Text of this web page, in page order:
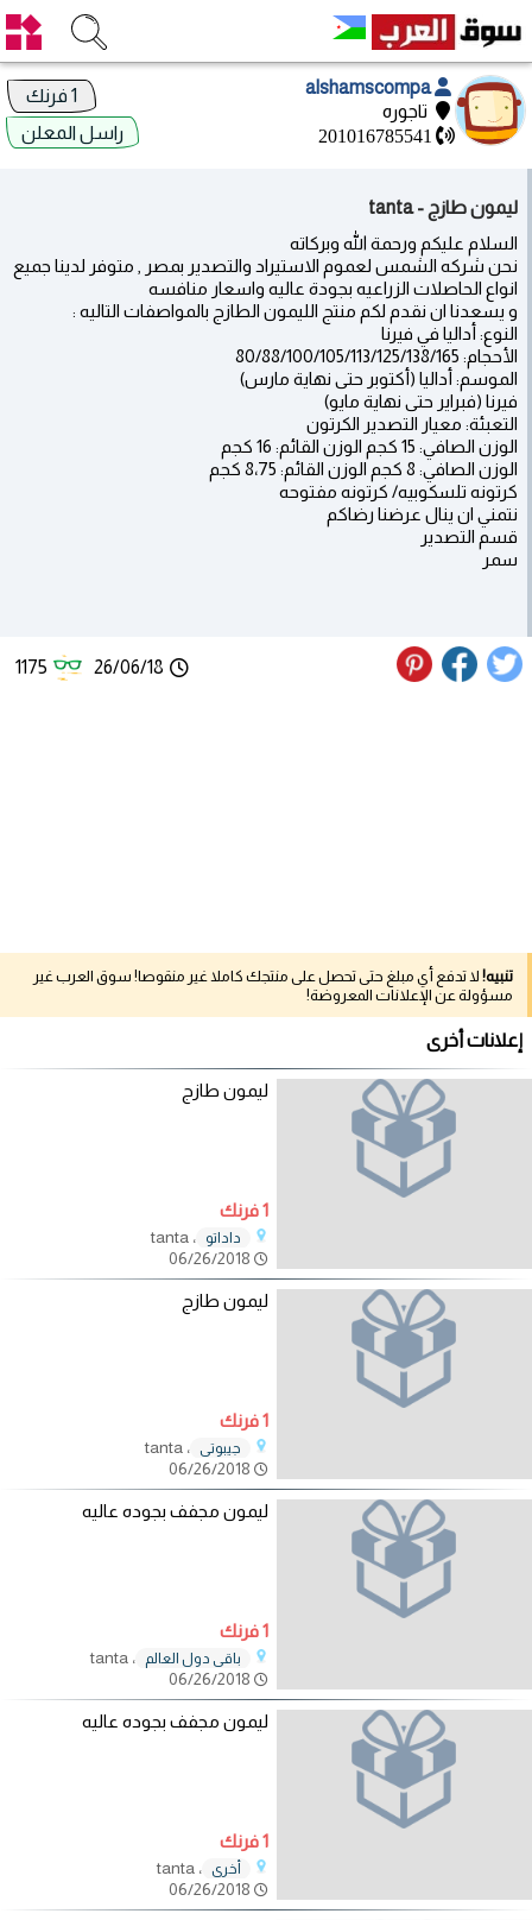
alshamscompa
تاجوره
201016785541
راسل المعلن
ليمون طازج - tanta
السلام عليكم ورحمة الله وبركاته
نحن شركه الشمس لعموم الاستيراد والتصدير بمصر , متوفر لدينا جميع
انواع الحاصلات الزراعيه بجودة عاليه واسعار منافسه
و يسعدنا ان نقدم لكم منتج الليمون الطازج بالمواصفات التاليه :
النوع: أداليا في فيرنا
الأحجام: 80/88/100/105/113/125/138/165
الموسم: أداليا (أكتوبر حتى نهاية مارس)
فيرنا (فبراير حتى نهاية مايو)
التعبئة: معيار التصدير الكرتون
الوزن الصافي: 15 كجم الوزن القائم: 16 كجم
الوزن الصافي: 8 كجم الوزن القائم: 8،75 كجم
كرتونه تلسكوبيه/ كرتونه مفتوحه
نتمني ان ينال عرضنا رضاكم
قسم التصدير
سمر
26/06/18
1175
تنبيه! لا تدفع أي مبلغ حتى تحصل على منتجك كاملا غير منقوصا! سوق العرب غير
مسؤولة عن الإعلانات المعروضة!
إعلانات أخرى
ليمون طازج
1 فرنك
داداتو
، tanta
ليمون طازج
1 فرنك
جيبوتي
، tanta
ليمون مجفف بجوده عاليه
1 فرنك
باقي دول العالم
، tanta
ليمون مجفف بجوده عاليه
1 فرنك
أخرى
، tanta